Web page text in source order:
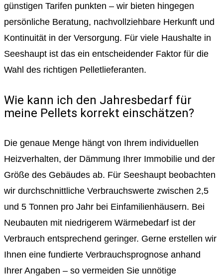
günstigen Tarifen punkten – wir bieten hingegen
persönliche Beratung, nachvollziehbare Herkunft und
Kontinuität in der Versorgung. Für viele Haushalte in
Seeshaupt ist das ein entscheidender Faktor für die
Wahl des richtigen Pelletlieferanten.
Wie kann ich den Jahresbedarf für
meine Pellets korrekt einschätzen?
Die genaue Menge hängt von Ihrem individuellen
Heizverhalten, der Dämmung Ihrer Immobilie und der
Größe des Gebäudes ab. Für Seeshaupt beobachten
wir durchschnittliche Verbrauchswerte zwischen 2,5
und 5 Tonnen pro Jahr bei Einfamilienhäusern. Bei
Neubauten mit niedrigerem Wärmebedarf ist der
Verbrauch entsprechend geringer. Gerne erstellen wir
Ihnen eine fundierte Verbrauchsprognose anhand
Ihrer Angaben – so vermeiden Sie unnötige